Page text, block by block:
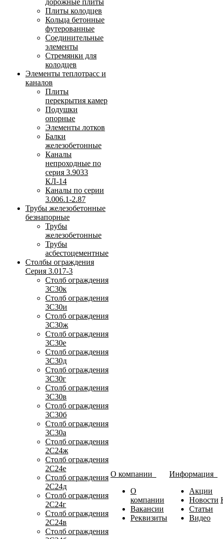
дорожные плиты
Плиты колодцев
Кольца бетонные
футерованные
Соединительные
элементы
Стремянки для
колодцев
Элементы теплотрасс и
каналов
Плиты
перекрытия камер
Подушки
опорные
Элементы лотков
Балки
железобетонные
Каналы
непроходные по
серия 3.9033
КЛ-14
Каналы по серии
3.006.1-2.87
Трубы железобетонные
безнапорные
Трубы
железобетонные
Трубы
асбестоцементные
Столбы ограждения
Серия 3.017-3
Столб ограждения
3С30к
Столб ограждения
3С30и
Столб ограждения
3С30ж
Столб ограждения
3С30е
Столб ограждения
3С30д
Столб ограждения
3С30г
Столб ограждения
3С30в
Столб ограждения
3С30б
Столб ограждения
3С30а
Столб ограждения
2С24ж
Столб ограждения
2С24е
Столб ограждения
2С24д
Столб ограждения
2С24г
Столб ограждения
2С24в
Столб ограждения
О компании
О
компании
Вакансии
Реквизиты
Информация
Акции
Новости
Статьи
Видео